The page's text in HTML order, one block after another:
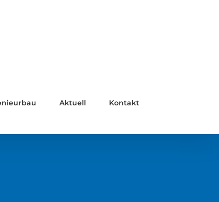
Aktuell Kontakt